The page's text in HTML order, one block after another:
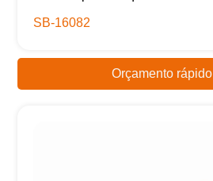
SB-16082
Orçamento rápido